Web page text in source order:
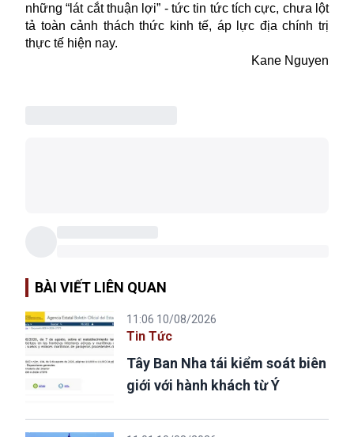
những “lát cắt thuận lợi” - tức tin tức tích cực, chưa lột
tả toàn cảnh thách thức kinh tế, áp lực địa chính trị
thực tế hiện nay.
Kane Nguyen
BÀI VIẾT LIÊN QUAN
11:06 10/08/2026
Tin Tức
Tây Ban Nha tái kiểm soát biên
giới với hành khách từ Ý